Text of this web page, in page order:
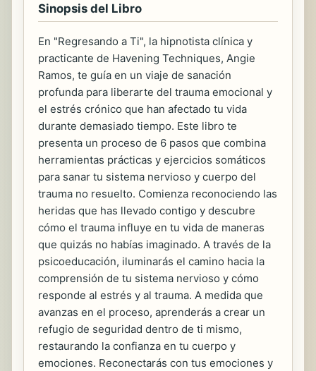
Sinopsis del Libro
En "Regresando a Ti", la hipnotista clínica y
practicante de Havening Techniques, Angie
Ramos, te guía en un viaje de sanación
profunda para liberarte del trauma emocional y
el estrés crónico que han afectado tu vida
durante demasiado tiempo. Este libro te
presenta un proceso de 6 pasos que combina
herramientas prácticas y ejercicios somáticos
para sanar tu sistema nervioso y cuerpo del
trauma no resuelto. Comienza reconociendo las
heridas que has llevado contigo y descubre
cómo el trauma influye en tu vida de maneras
que quizás no habías imaginado. A través de la
psicoeducación, iluminarás el camino hacia la
comprensión de tu sistema nervioso y cómo
responde al estrés y al trauma. A medida que
avanzas en el proceso, aprenderás a crear un
refugio de seguridad dentro de ti mismo,
restaurando la confianza en tu cuerpo y
emociones. Reconectarás con tus emociones y